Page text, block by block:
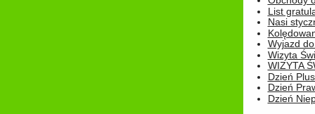
List
Nasi
Wyjazd
Wizyta
WIZYTA
Dzień
Dzień
Dzień